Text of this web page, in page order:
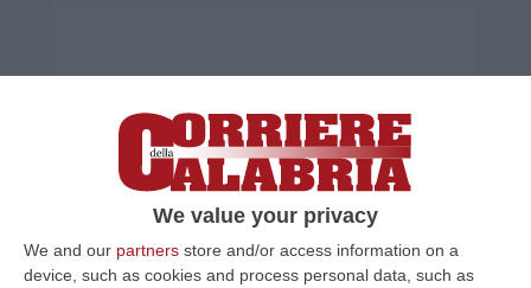
We value your privacy
We and our partners store and/or access information on a
device, such as cookies and process personal data, such as
Catalfamo: «Pronti 33 milioni per strade
comunali e provinciali»